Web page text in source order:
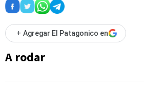
+ Agregar El Patagonico en
A rodar